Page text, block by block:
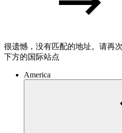
很遗憾，没有匹配的地址。请再
下方的国际站点
America